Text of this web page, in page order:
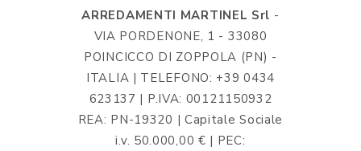
ARREDAMENTI MARTINEL Srl -
VIA PORDENONE, 1 - 33080
POINCICCO DI ZOPPOLA (PN) -
ITALIA | TELEFONO: +39 0434
623137 | P.IVA: 00121150932
REA: PN-19320 | Capitale Sociale
i.v. 50.000,00 € | PEC: